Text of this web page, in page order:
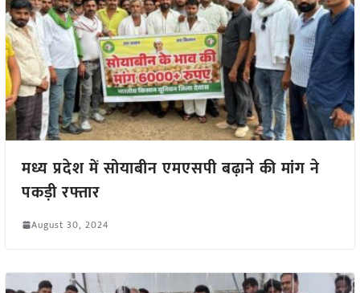
मध्य प्रदेश में सोयाबीन एमएसपी बढ़ाने की मांग ने
पकड़ी रफ्तार
August 30, 2024